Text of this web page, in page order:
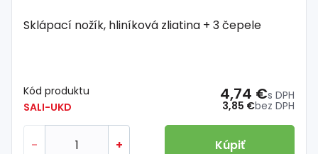
Sklápací nožík, hliníková zliatina + 3 čepele
Kód produktu
SALI-UKD
3,85 €bez DPH
4,74 €s DPH
- + Kúpiť